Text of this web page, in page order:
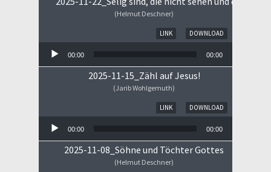
(Helmut Deschner)
DOWNLOAD
LINK
00:00 00:00
2025-11-15_Zähl auf Jesus!
(Jarib Wohlgemuth)
DOWNLOAD
LINK
00:00 00:00
2025-11-08_Söhne und Töchter Gottes
(Helmut Deschner)